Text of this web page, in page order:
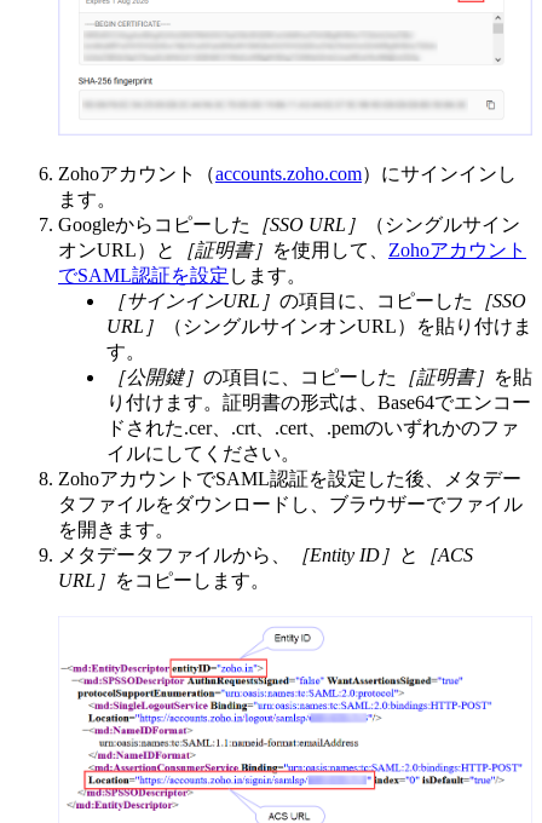
Zohoアカウント（accounts.zoho.com）にサインインし
ます。
Googleからコピーした
［SSO URL］
（シングルサイン
オンURL）と
［証明書］ を使用して、 Zohoアカウント
でSAML認証を設定 します。
［サインインURL］ の項目に、コピーした
［SSO
URL］
（シングルサインオンURL）を貼り付けま
す。
［公開鍵］ の項目に、コピーした ［証明書］ を貼
り付けます。証明書の形式は、Base64でエンコー
ドされた.cer、.crt、.cert、.pemのいずれかのファ
イルにしてください。
ZohoアカウントでSAML認証を設定した後、メタデー
タファイルをダウンロードし、ブラウザーでファイル
を開きます。
メタデータファイルから、
［Entity ID］ と
［ACS
URL］ をコピーします。